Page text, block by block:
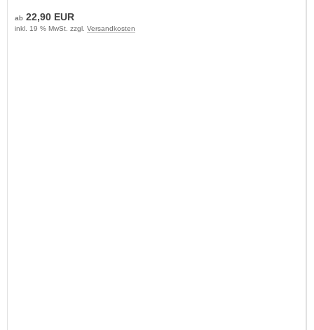
ab 22,90 EUR
inkl. 19 % MwSt. zzgl. Versandkosten